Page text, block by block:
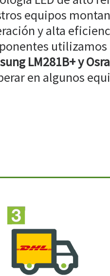
equipos
y alta
utilizamos
LM281B+ y
en algunos